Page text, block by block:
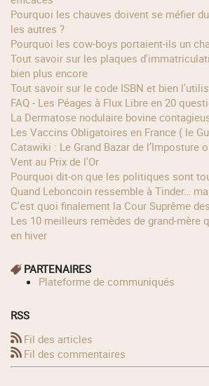
Pourquoi les chauves doivent se méfier du soleil bien plus que
les autres ?
Pourquoi les cow‑boys portaient‑ils un
Tout savoir sur les plaques d'immatriculation françaises et
bien plus encore
Tout savoir sur le code ISBN et bien
FAQ - Les Péages à Flux Libre en 20
La Dermatose nodulaire bovine
Les Vaccins Obligatoires en France ( le
Catawiki : Le Grand Bazar de l’Imposture ou l'Art de Vendre du
Vent au Prix de l'Or
Pourquoi dit-on que les politiques sont
Quand Leboncoin ressemble à Tinder…
C'est quoi finalement la Cour Suprême
Les 10 meilleurs remèdes de grand-mère qu'il faut connaître
en hiver
PARTENAIRES
Plateforme de communiqués
RSS
Fil des articles
Fil des commentaires